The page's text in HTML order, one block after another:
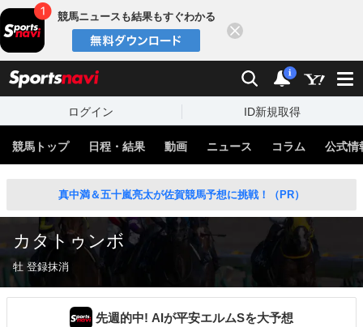
競馬ニュースも結果もすぐわかる
検索 通知
i
ログイン ID新規取得
競馬トップ 日程・結果 動画 ニュース コラム 公式情
真中満＆五十嵐亮太が佐賀競馬予想に挑戦！（PR）
カタトゥンボ
牡 登録抹消
先週的中! AIが平安エルムSを大予想